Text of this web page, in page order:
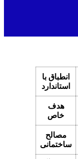
انطباق با
استاندارد
هدف
خاص
مصالح
ساختمانی